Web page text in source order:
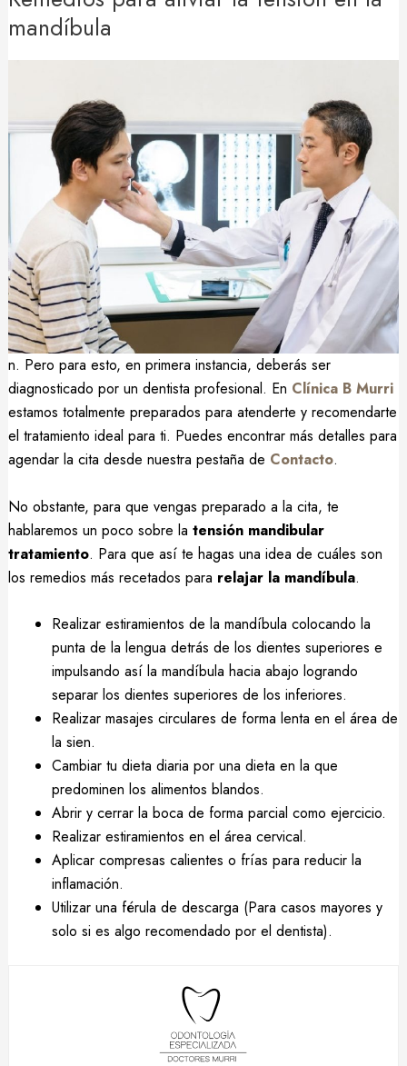
mandíbula
n. Pero para esto, en primera instancia, deberás ser
diagnosticado por un dentista profesional. En Clínica B Murri
estamos totalmente preparados para atenderte y recomendarte
el tratamiento ideal para ti. Puedes encontrar más detalles para
agendar la cita desde nuestra pestaña de Contacto.
No obstante, para que vengas preparado a la cita, te
hablaremos un poco sobre la tensión mandibular
tratamiento. Para que así te hagas una idea de cuáles son
los remedios más recetados para relajar la mandíbula.
Realizar estiramientos de la mandíbula colocando la
punta de la lengua detrás de los dientes superiores e
impulsando así la mandíbula hacia abajo logrando
separar los dientes superiores de los inferiores.
Realizar masajes circulares de forma lenta en el área de
la sien.
Cambiar tu dieta diaria por una dieta en la que
predominen los alimentos blandos.
Abrir y cerrar la boca de forma parcial como ejercicio.
Realizar estiramientos en el área cervical.
Aplicar compresas calientes o frías para reducir la
inflamación.
Utilizar una férula de descarga (Para casos mayores y
solo si es algo recomendado por el dentista).